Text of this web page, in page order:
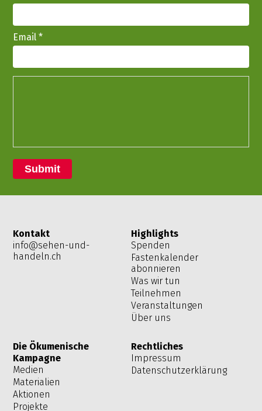
Email*
Submit
Kontakt
info@sehen-und-
handeln.ch
Highlights
Spenden
Fastenkalender
abonnieren
Was wir tun
Teilnehmen
Veranstaltungen
Über uns
Die Ökumenische
Kampagne
Medien
Materialien
Aktionen
Projekte
Rechtliches
Impressum
Datenschutzerklärung